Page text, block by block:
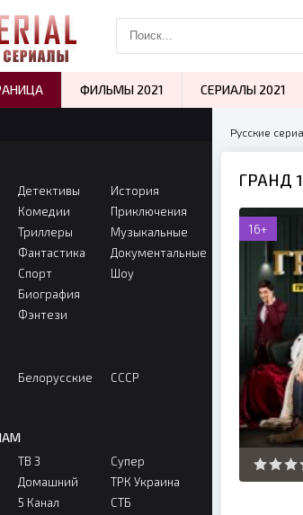
Русские
ГРАНД
16+
Детективы
Комедии
Триллеры
Фантастика
Спорт
Биография
Фэнтези
История
Приключения
Музыкальные
Документальные
Шоу
Белорусские СССР
ТВ 3
Домашний
5 Канал
Супер
ТРК Украина
СТБ
ФИЛЬМЫ 2021 СЕРИАЛЫ 2021